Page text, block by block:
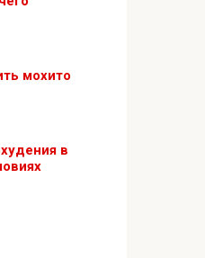
мохито
в